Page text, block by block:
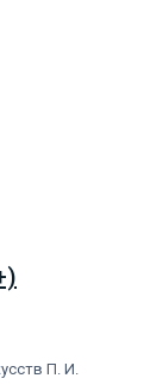
П. И.